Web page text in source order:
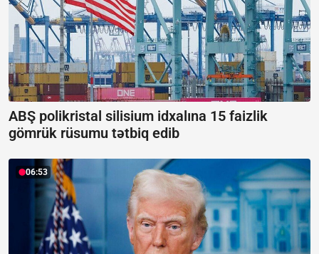
ABŞ polikristal silisium idxalına 15 faizlik
gömrük rüsumu tətbiq edib
06:53